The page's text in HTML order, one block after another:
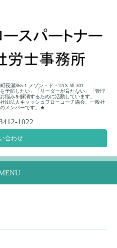
長瀬865-1 メゾン・ド・TAX Ⅶ 301
予防したい」「リーダーが育たない」「管理
悩みを解消するために活動しています。
団法人キャッシュフローコーチ協会、一般社
メンバーです。★
1022
合わせ